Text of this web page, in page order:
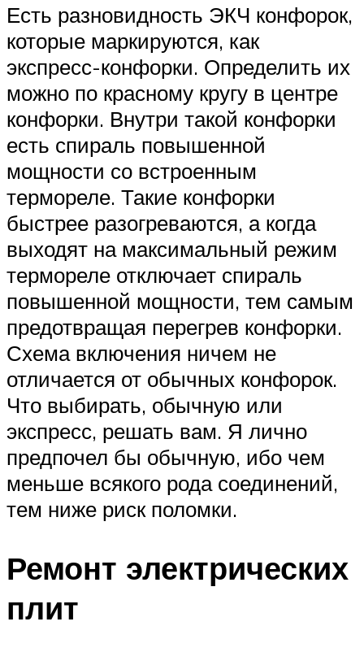
Есть разновидность ЭКЧ конфорок,
которые маркируются, как
экспресс-конфорки. Определить их
можно по красному кругу в центре
конфорки. Внутри такой конфорки
есть спираль повышенной
мощности со встроенным
термореле. Такие конфорки
быстрее разогреваются, а когда
выходят на максимальный режим
термореле отключает спираль
повышенной мощности, тем самым
предотвращая перегрев конфорки.
Схема включения ничем не
отличается от обычных конфорок.
Что выбирать, обычную или
экспресс, решать вам. Я лично
предпочел бы обычную, ибо чем
меньше всякого рода соединений,
тем ниже риск поломки.
Ремонт электрических
плит